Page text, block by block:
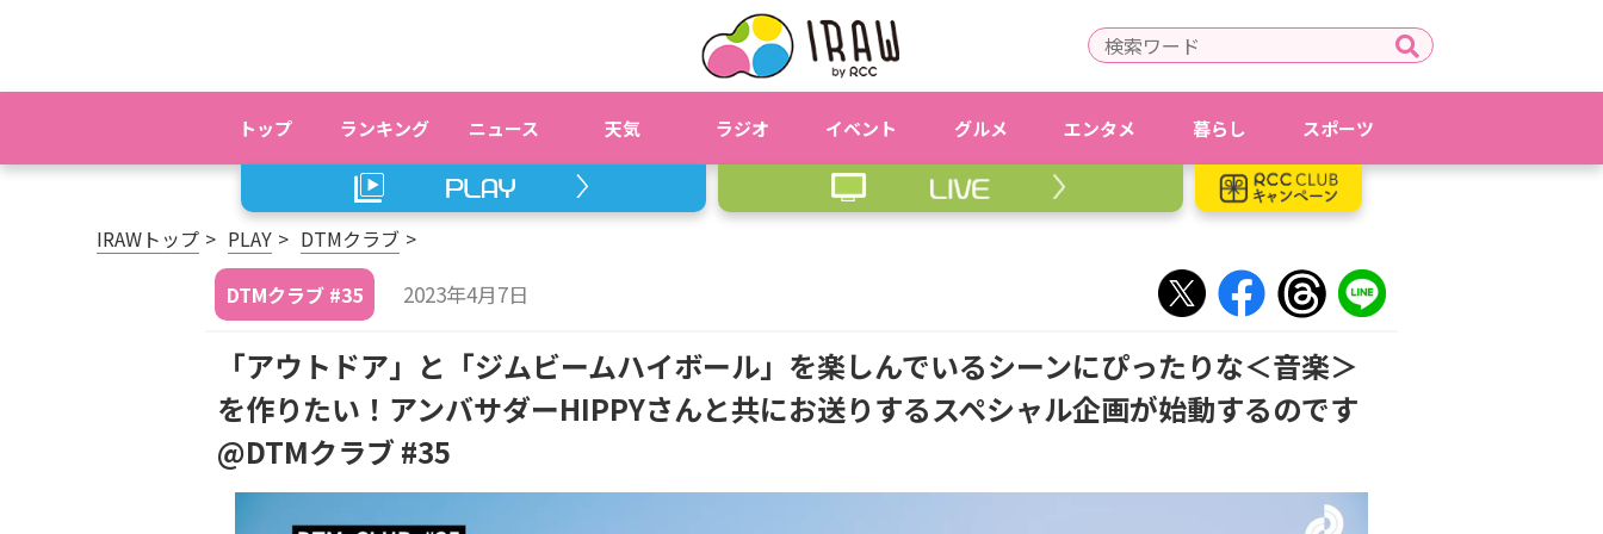
トップ ランキング ニュース 天気 ラジオ イベント グルメ エンタメ 暮らし スポーツ
IRAWトップ PLAY
DTMクラブ
DTMクラブ #35
2023年4月7日
「アウトドア」と「ジムビームハイボール」を楽しんでいるシーンにぴったりな＜音楽＞
を作りたい！アンバサダーHIPPYさんと共にお送りするスペシャル企画が始動するのです
@DTMクラブ #35